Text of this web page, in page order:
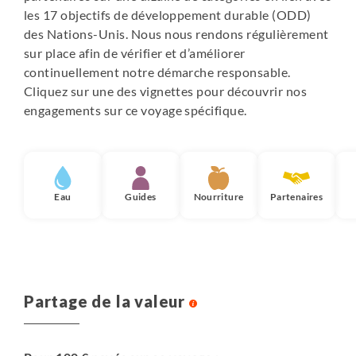
les 17 objectifs de développement durable (ODD)
des Nations-Unis. Nous nous rendons régulièrement
sur place afin de vérifier et d’améliorer
continuellement notre démarche responsable.
Cliquez sur une des vignettes pour découvrir nos
engagements sur ce voyage spécifique.
Eau Guides Nourriture Partenaires
Partage de la valeur